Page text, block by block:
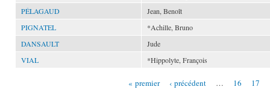
PÉLAGAUD
Jean, Benoît
PIGNATEL
*Achille, Bruno
DANSAULT
Jude
VIAL
*Hippolyte, François
« premier ‹ précédent … 16 17